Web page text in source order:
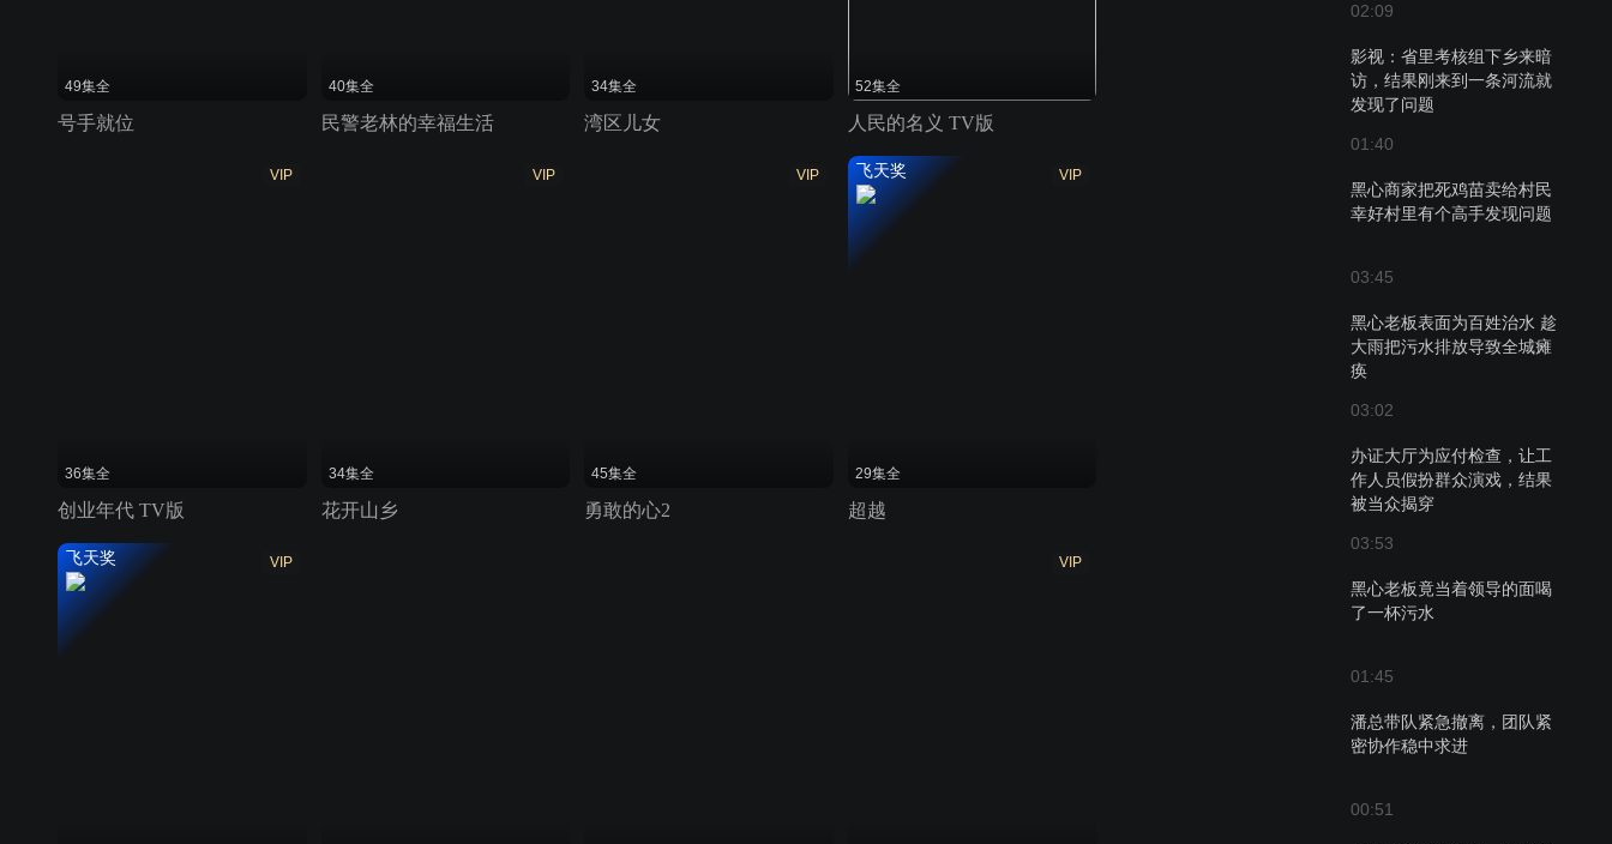
02:09
影视：省里考核组下乡来暗
访，结果刚来到一条河流就
发现了问题
01:40
黑心商家把死鸡苗卖给村民
幸好村里有个高手发现问题
03:45
黑心老板表面为百姓治水 趁
大雨把污水排放导致全城瘫
痪
03:02
办证大厅为应付检查，让工
作人员假扮群众演戏，结果
被当众揭穿
03:53
黑心老板竟当着领导的面喝
了一杯污水
01:45
潘总带队紧急撤离，团队紧
密协作稳中求进
00:51
49集全
号手就位
40集全
民警老林的幸福生活
34集全
湾区儿女
52集全
人民的名义 TV版
VIP
36集全
创业年代 TV版
VIP
34集全
花开山乡
VIP
45集全
勇敢的心2
VIP
飞天奖
29集全
超越
VIP
飞天奖 VIP